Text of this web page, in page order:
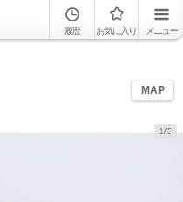
履歴 お気に入り メニュー
MAP
1/5